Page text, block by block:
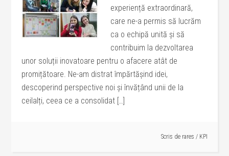
experiență extraordinară,
care ne-a permis să lucrăm
ca o echipă unită și să
contribuim la dezvoltarea
unor soluții inovatoare pentru o afacere atât de
promițătoare. Ne-am distrat împărtășind idei,
descoperind perspective noi și învățând unii de la
ceilalți, ceea ce a consolidat […]
Scris de rares / KPI